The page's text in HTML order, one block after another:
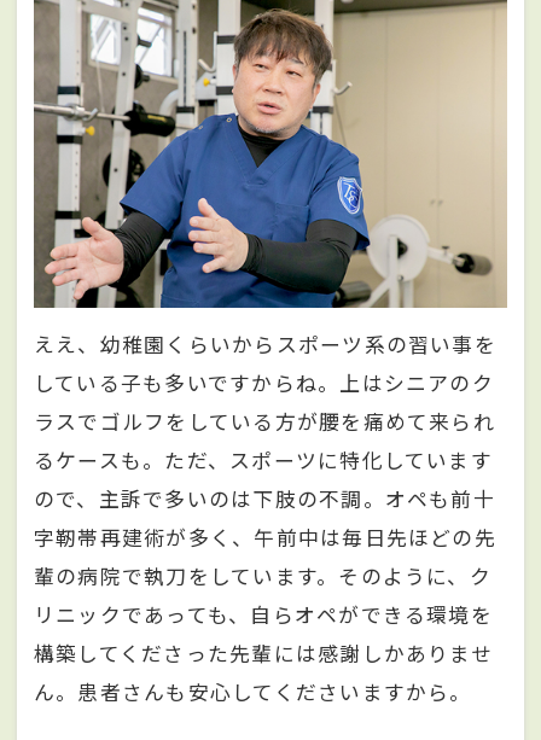
ええ、幼稚園くらいからスポーツ系の習い事を
している子も多いですからね。上はシニアのク
ラスでゴルフをしている方が腰を痛めて来られ
るケースも。ただ、スポーツに特化しています
ので、主訴で多いのは下肢の不調。オペも前十
字靭帯再建術が多く、午前中は毎日先ほどの先
輩の病院で執刀をしています。そのように、ク
リニックであっても、自らオペができる環境を
構築してくださった先輩には感謝しかありませ
ん。患者さんも安心してくださいますから。